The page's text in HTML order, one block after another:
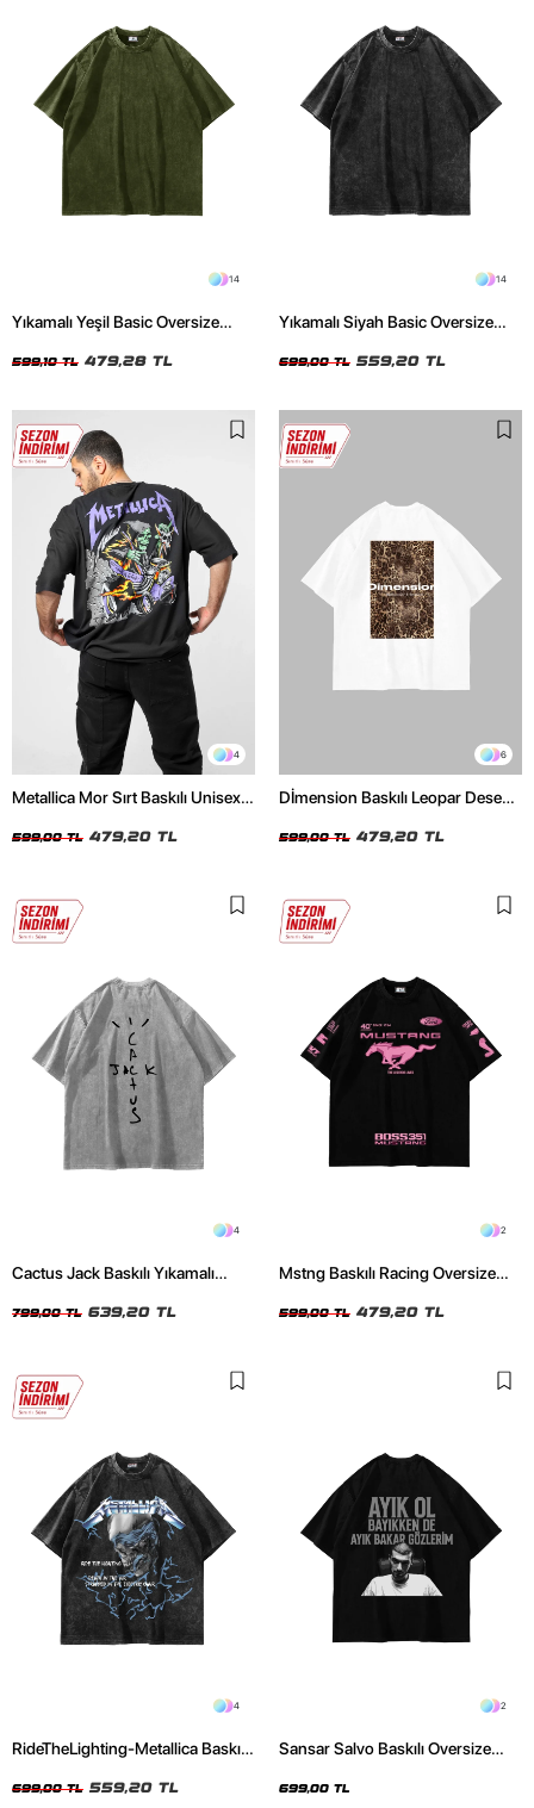
14
Yıkamalı Yeşil Basic Oversize
599,10 TL 479,28 TL
14
Yıkamalı Siyah Basic Oversize
699,00 TL 559,20 TL
4
Metallica Mor Sırt Baskılı Unisex
599,00 TL 479,20 TL
6
Dİmension Baskılı Leopar Desenli
Tshirt
599,00 TL 479,20 TL
4
Cactus Jack Baskılı Yıkamalı
799,00 TL 639,20 TL
2
Mstng Baskılı Racing Oversize
599,00 TL 479,20 TL
4
RideTheLighting-Metallica Baskılı
Tshirt
699,00 TL 559,20 TL
2
Sansar Salvo Baskılı Oversize
699,00 TL